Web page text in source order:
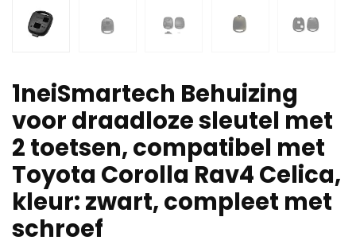
1neiSmartech Behuizing
voor draadloze sleutel met
2 toetsen, compatibel met
Toyota Corolla Rav4 Celica,
kleur: zwart, compleet met
schroef